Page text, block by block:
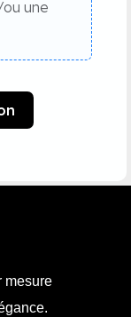
une
mesure